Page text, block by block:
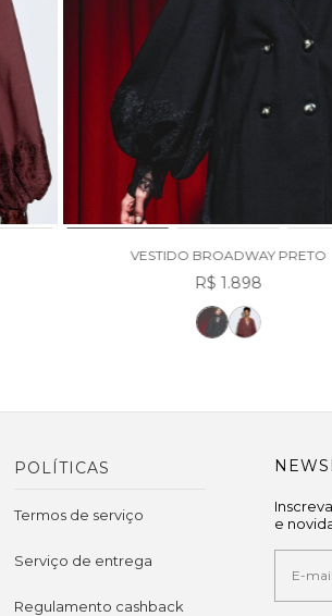
VESTIDO BROADWAY PRETO
R$ 1.898
POLÍTICAS
Termos de serviço
Serviço de entrega
Regulamento cashback
e